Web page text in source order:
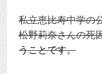
私立恵比寿中学の
松野莉奈さんの死
うことです。